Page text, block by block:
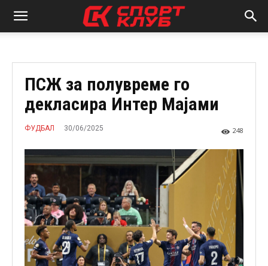
ПСЖ за полувреме го
декласира Интер Мајами
ФУДБАЛ 30/06/2025 248